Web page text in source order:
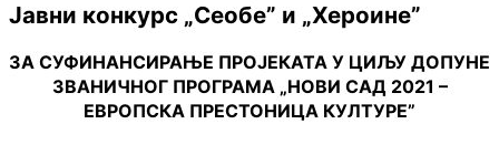
Јавни конкурс „Сеобе” и „Хероине”
ЗА СУФИНАНСИРАЊЕ ПРОЈЕКАТА У ЦИЉУ ДОПУНЕ
ЗВАНИЧНОГ ПРОГРАМА „НОВИ САД 2021 –
ЕВРОПСКА ПРЕСТОНИЦА КУЛТУРЕ”